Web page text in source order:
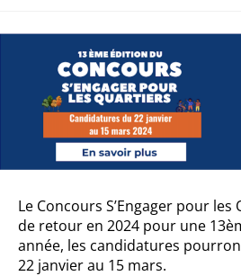
Le Concours S’Engager pour les
de retour en 2024 pour une
année, les candidatures
22 janvier au 15 mars.